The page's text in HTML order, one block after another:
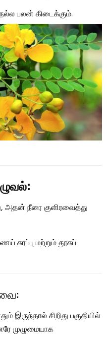
பலன் கிடைக்கும்.
அதன் நீரை குளிரவைத்து
மற்றும் தூசுப்
இருந்தால் சிறிது பகுதியில்
முழுமையாக